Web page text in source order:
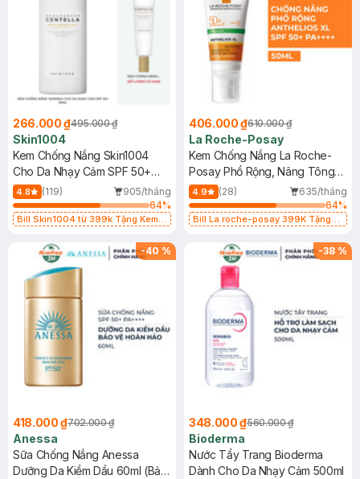
266.000 ₫495.000 ₫
Skin1004
Kem Chống Nắng Skin1004
Cho Da Nhạy Cảm SPF 50+
50ml
4.8 (119)
905/tháng
64%
Bill Skin1004 từ 399k Tặng Kem
SPF 50+ 20ml (SL Có Hạn)
406.000 ₫610.000 ₫
La Roche-Posay
Kem Chống Nắng La Roche-
Posay Phổ Rộng, Nâng Tông
Kiềm Dầu 50ml
4.9 (28)
635/tháng
64%
Bill La roche-posay 399K Tặng
(SL có hạn)
-40 %
418.000 ₫702.000 ₫
Anessa
Sữa Chống Nắng Anessa
Dưỡng Da Kiềm Dầu 60ml (Bản
-38 %
348.000 ₫560.000 ₫
Bioderma
Nước Tẩy Trang Bioderma
Dành Cho Da Nhạy Cảm 500ml